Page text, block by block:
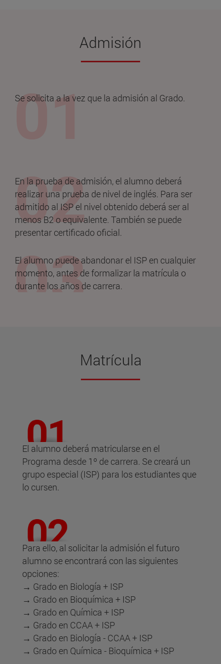
Admisión
Se solicita a la vez que la admisión al Grado.
En la prueba de admisión, el alumno deberá
realizar una prueba de nivel de inglés. Para ser
admitido al ISP el nivel obtenido deberá ser al
menos B2 o equivalente. También se puede
presentar certificado oficial.
El alumno puede abandonar el ISP en cualquier
momento, antes de formalizar la matrícula o
durante los años de carrera.
Matrícula
El alumno deberá matricularse en el
Programa desde 1º de carrera. Se creará un
grupo especial (ISP) para los estudiantes que
lo cursen.
Para ello, al solicitar la admisión el futuro
alumno se encontrará con las siguientes
opciones:
→ Grado en Biología + ISP
→ Grado en Bioquímica + ISP
→ Grado en Química + ISP
→ Grado en CCAA + ISP
→ Grado en Biología - CCAA + ISP
→ Grado en Química - Bioquímica + ISP